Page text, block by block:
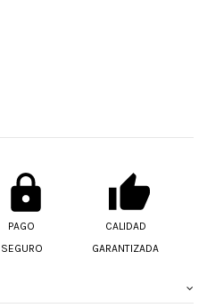
PAGO
SEGURO
CALIDAD
GARANTIZADA